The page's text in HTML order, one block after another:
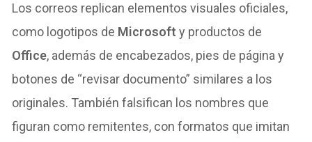
Los correos replican elementos visuales oficiales,
como logotipos de Microsoft y productos de
Office, además de encabezados, pies de página y
botones de “revisar documento” similares a los
originales. También falsifican los nombres que
figuran como remitentes, con formatos que imitan